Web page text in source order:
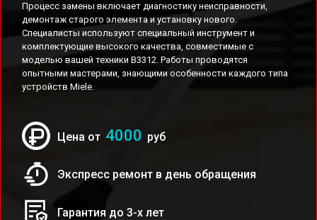
Процесс замены включает диагностику неисправности,
демонтаж старого элемента и установку нового.
Специалисты используют специальный инструмент и
комплектующие высокого качества, совместимые с
моделью вашей техники B3312. Работы проводятся
опытными мастерами, знающими особенности каждого типа
устройств Miele.
Цена от 4000 руб
Экспресс ремонт в день обращения
Гарантия до 3-х лет